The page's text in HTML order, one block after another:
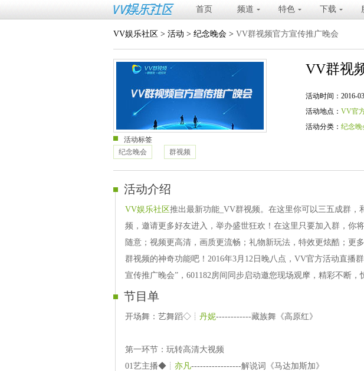
首页 频道 特色 下载
VV娱乐社区 > 活动 > 纪念晚会 > VV群视频官方宣传推广晚会
VV群视
活动时间：2016-
活动地点： VV官
活动分类： 纪念晚
活动标签
纪念晚会
群视频
活动介绍
VV娱乐社区推出最新功能_VV群视频。在这里你可以三五成群，
频，邀请更多好友进入，举办盛世狂欢！在这里只要加入群，你
随意；视频更高清，画质更流畅；礼物新玩法，特效更炫酷；更
群视频的神奇功能吧！2016年3月12日晚八点，VV官方活动直播
宣传推广晚会”，601182房间同步启动邀您现场观摩，精彩不断，
节目单
开场舞：艺舞蹈◇┊ 丹妮------------藏族舞《高原红》
第一环节：玩转高清大视频
01艺主播◆┊ 亦凡-----------------解说词《马达加斯加》